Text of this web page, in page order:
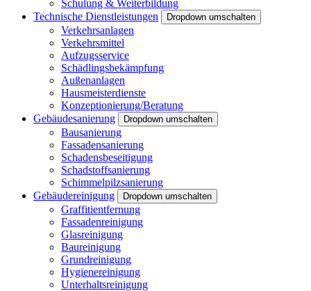
Schulung & Weiterbildung
Technische Dienstleistungen
Dropdown umschalten
Verkehrsanlagen
Verkehrsmittel
Aufzugsservice
Schädlingsbekämpfung
Außenanlagen
Hausmeisterdienste
Konzeptionierung/Beratung
Gebäudesanierung
Dropdown umschalten
Bausanierung
Fassadensanierung
Schadensbeseitigung
Schadstoffsanierung
Schimmelpilzsanierung
Gebäudereinigung
Dropdown umschalten
Graffitientfernung
Fassadenreinigung
Glasreinigung
Baureinigung
Grundreinigung
Hygienereinigung
Unterhaltsreinigung